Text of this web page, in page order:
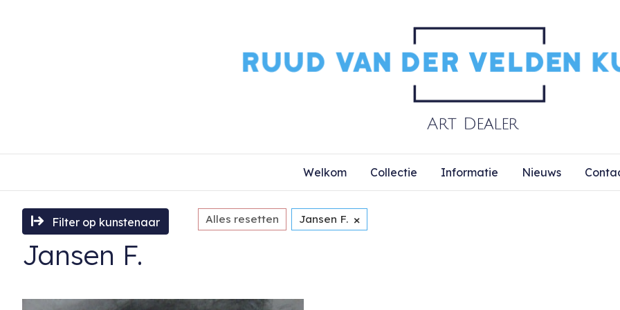
Welkom Collectie Informatie Nieuws
Filter op kunstenaar Alles resetten Jansen F. ×
Jansen F.